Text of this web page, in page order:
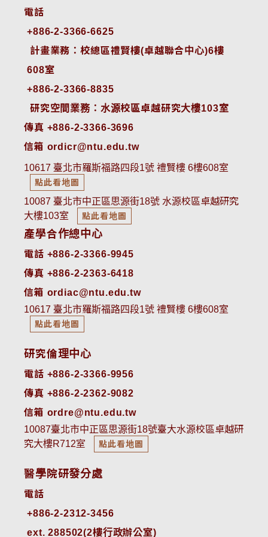
電話
+886-2-3366-6625
計畫業務：校總區禮賢樓(卓越聯合中心)6樓
608室
+886-2-3366-8835
研究空間業務：水源校區卓越研究大樓103室
傳真 +886-2-3366-3696
信箱 ordicr@ntu.edu.tw
10617 臺北市羅斯福路四段1號 禮賢樓 6樓608室
點此看地圖
10087 臺北市中正區思源街18號 水源校區卓越研究
大樓103室
點此看地圖
產學合作總中心
電話 +886-2-3366-9945
傳真 +886-2-2363-6418
信箱 ordiac@ntu.edu.tw
10617 臺北市羅斯福路四段1號 禮賢樓 6樓608室
點此看地圖
研究倫理中心
電話 +886-2-3366-9956
傳真 +886-2-2362-9082
信箱 ordre@ntu.edu.tw
10087臺北市中正區思源街18號臺大水源校區卓越研
究大樓R712室
點此看地圖
醫學院研發分處
電話
ext. 288502(2樓行政辦公室)